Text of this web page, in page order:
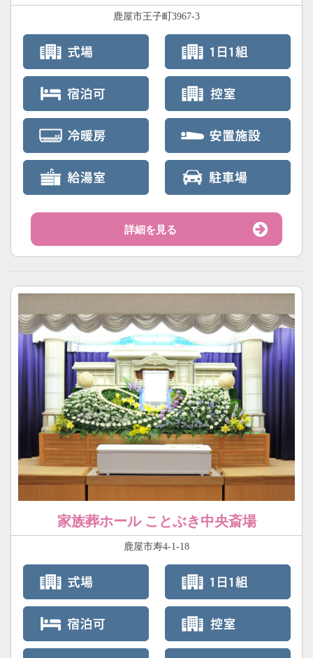
鹿屋市王子町3967-3
詳細を見る
家族葬ホール ことぶき中央斎場
鹿屋市寿4-1-18